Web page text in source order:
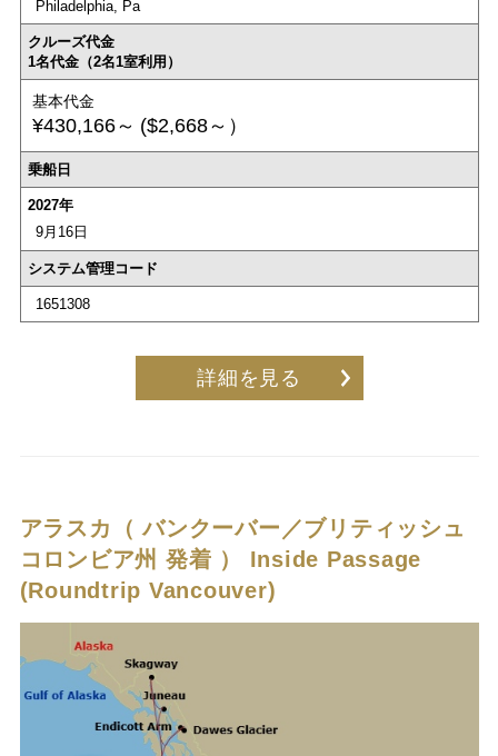
Philadelphia, Pa
クルーズ代金
1名代金（2名1室利用）
基本代金
¥430,166～ ($2,668～）
乗船日
2027年
9月16日
システム管理コード
1651308
詳細を見る
アラスカ（ バンクーバー／ブリティッシュ
コロンビア州 発着 ） Inside Passage
(Roundtrip Vancouver)